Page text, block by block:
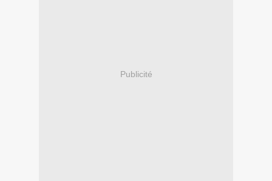
Publicité